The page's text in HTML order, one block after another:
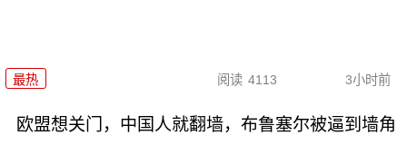
最热 阅读 4113 3小时前
欧盟想关门，中国人就翻墙，布鲁塞尔被逼到墙角